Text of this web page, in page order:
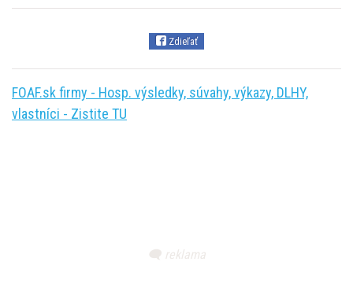
Zdieľať
FOAF.sk firmy - Hosp. výsledky, súvahy, výkazy, DLHY,
vlastníci - Zistite TU